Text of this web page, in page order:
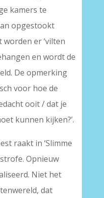
kamers te
opgestookt
er ‘vilten
en wordt de
De opmerking
voor hoe de
ooit / dat je
kunnen kijken?’.
raakt in ‘Slimme
Opnieuw
Niet het
dat